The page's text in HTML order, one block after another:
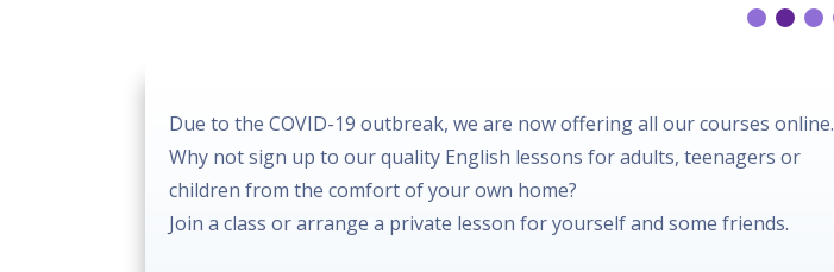
Due to the COVID-19 outbreak, we are now offering all our courses online.
Why not sign up to our quality English lessons for adults, teenagers or
children from the comfort of your own home?
Join a class or arrange a private lesson for yourself and some friends.